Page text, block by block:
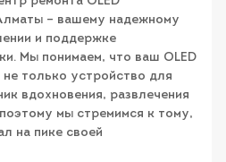
– вашему надежному
и поддержке
Мы понимаем, что ваш OLED
только устройство для
вдохновения, развлечения
мы стремимся к тому,
на пике своей